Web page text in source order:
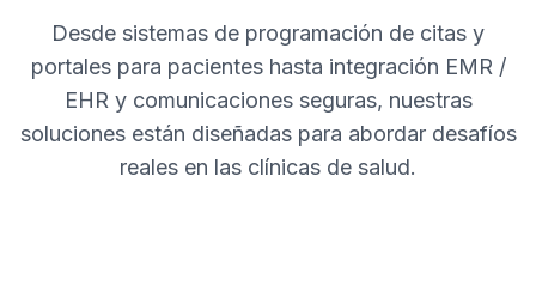
Desde sistemas de programación de citas y
portales para pacientes hasta integración EMR /
EHR y comunicaciones seguras, nuestras
soluciones están diseñadas para abordar desafíos
reales en las clínicas de salud.